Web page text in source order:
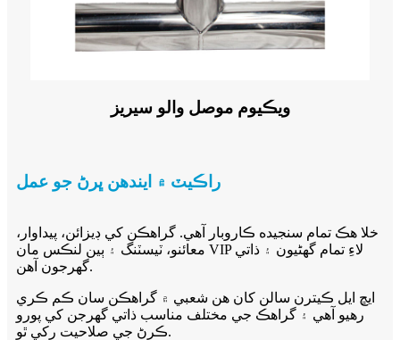
ويڪيوم موصل والو سيريز
راڪيٽ ۾ ايندھن ڀرڻ جو عمل
خلا هڪ تمام سنجيده ڪاروبار آهي. گراهڪن کي ڊيزائن، پيداوار،
معائنو، ٽيسٽنگ ۽ ٻين لنڪس مان VIP لاءِ تمام گهڻيون ۽ ذاتي
گهرجون آهن.
ايڇ ايل ڪيترن سالن کان هن شعبي ۾ گراهڪن سان ڪم ڪري
رهيو آهي ۽ گراهڪ جي مختلف مناسب ذاتي گهرجن کي پورو
ڪرڻ جي صلاحيت رکي ٿو.